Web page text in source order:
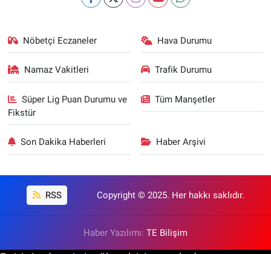
Nöbetçi Eczaneler Hava Durumu
Namaz Vakitleri Trafik Durumu
Süper Lig Puan Durumu ve
Fikstür
Tüm Manşetler
Son Dakika Haberleri Haber Arşivi
RSS Copyright © 2025. Her hakkı saklıdır.
Haber Yazılımı: TE Bilişim